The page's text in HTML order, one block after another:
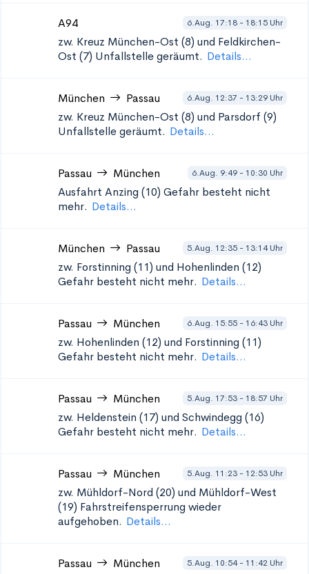
A94 6.Aug. 17:18 - 18:15 Uhr
zw. Kreuz München-Ost (8) und Feldkirchen-
Ost (7) Unfallstelle geräumt. Details...
München Passau 6.Aug. 12:37 - 13:29 Uhr
zw. Kreuz München-Ost (8) und Parsdorf (9)
Unfallstelle geräumt. Details...
Passau München 6.Aug. 9:49 - 10:30 Uhr
Ausfahrt Anzing (10) Gefahr besteht nicht
mehr. Details...
München Passau 5.Aug. 12:35 - 13:14 Uhr
zw. Forstinning (11) und Hohenlinden (12)
Gefahr besteht nicht mehr. Details...
Passau München 6.Aug. 15:55 - 16:43 Uhr
zw. Hohenlinden (12) und Forstinning (11)
Gefahr besteht nicht mehr. Details...
Passau München 5.Aug. 17:53 - 18:57 Uhr
zw. Heldenstein (17) und Schwindegg (16)
Gefahr besteht nicht mehr. Details...
Passau München 5.Aug. 11:23 - 12:53 Uhr
zw. Mühldorf-Nord (20) und Mühldorf-West
(19) Fahrstreifensperrung wieder
aufgehoben. Details...
Passau München 5.Aug. 10:54 - 11:42 Uhr